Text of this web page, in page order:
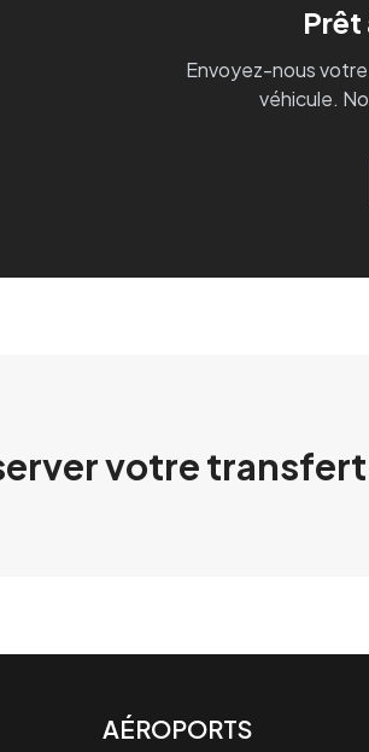
Prêt
Envoyez-nous
véhicule.
votre transfert
AÉROPORTS